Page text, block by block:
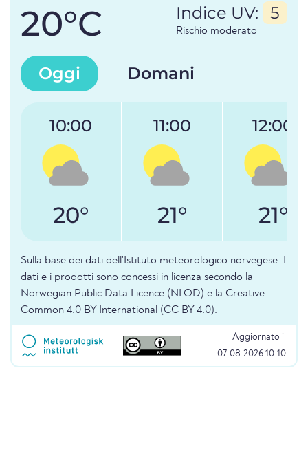
20°C Indice UV: 5
Rischio moderato
Oggi Domani
10:00
20°
11:00
21°
12:00
21°
Sulla base dei dati dell'Istituto meteorologico norvegese. I
dati e i prodotti sono concessi in licenza secondo la
Norwegian Public Data Licence (NLOD) e la Creative
Common 4.0 BY International (CC BY 4.0).
Aggiornato il
07.08.2026 10:10